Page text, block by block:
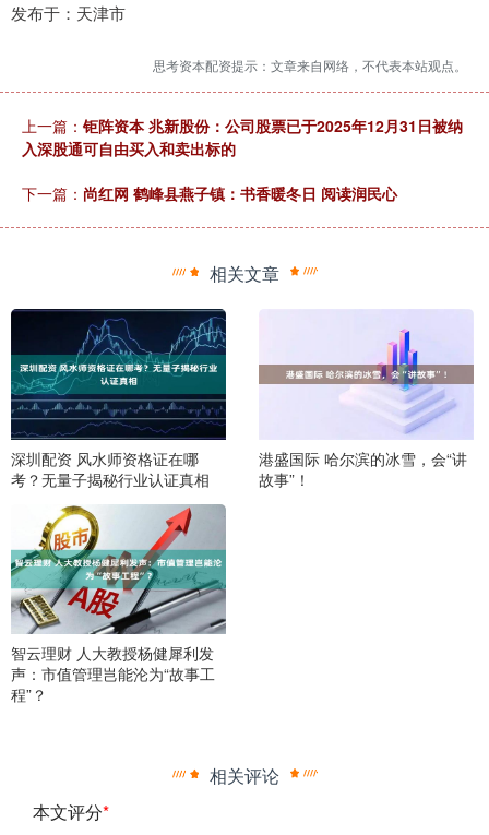
发布于：天津市
思考资本配资提示：文章来自网络，不代表本站观点。
上一篇： 钜阵资本 兆新股份：公司股票已于2025年12月31日被纳
入深股通可自由买入和卖出标的
下一篇： 尚红网 鹤峰县燕子镇：书香暖冬日 阅读润民心
相关文章
深圳配资 风水师资格证在哪
考？无量子揭秘行业认证真相
港盛国际 哈尔滨的冰雪，会“讲
故事”！
智云理财 人大教授杨健犀利发
声：市值管理岂能沦为“故事工
程”？
相关评论
本文评分*